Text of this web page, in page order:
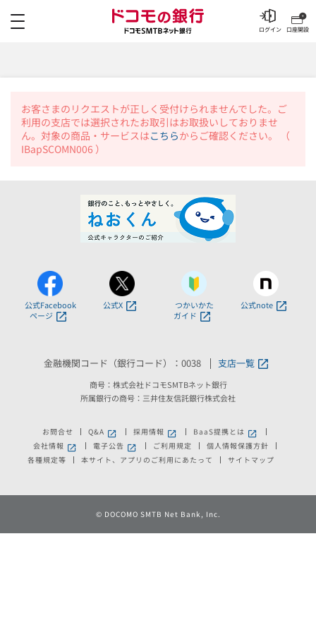
口座開設
ログイン
お客さまのリクエストが正しく受付けられませんでした。ご
利用の支店では選択されたお取引はお取扱いしておりませ
ん。対象の商品・サービスはこちらからご確認ください。 （
IBapSCOMN006 ）
公式Facebook
ページ
公式X
つかいかた
ガイド
公式note
金融機関コード（銀行コード）：0038 支店一覧
商号：株式会社ドコモSMTBネット銀行
所属銀行の商号：三井住友信託銀行株式会社
お問合せ Q&A 採用情報
BaaS提携とは
会社情報
電子公告 ご利用規定
個人情報保護方針
各種規定等
本サイト、アプリのご利用にあたって サイトマップ
© DOCOMO SMTB Net Bank, Inc.